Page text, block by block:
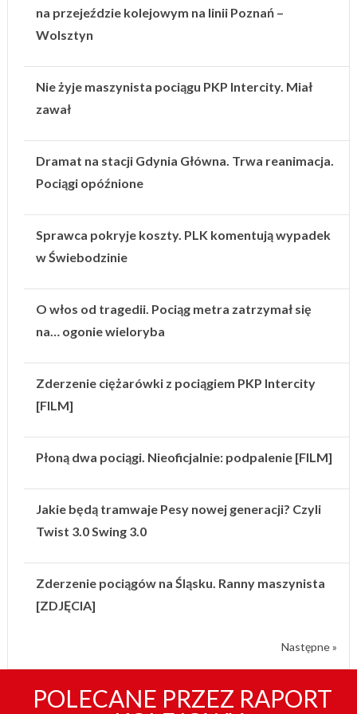
na przejeździe kolejowym na linii Poznań –
Wolsztyn
Nie żyje maszynista pociągu PKP Intercity. Miał
zawał
Dramat na stacji Gdynia Główna. Trwa reanimacja.
Pociągi opóźnione
Sprawca pokryje koszty. PLK komentują wypadek
w Świebodzinie
O włos od tragedii. Pociąg metra zatrzymał się
na… ogonie wieloryba
Zderzenie ciężarówki z pociągiem PKP Intercity
[FILM]
Płoną dwa pociągi. Nieoficjalnie: podpalenie [FILM]
Jakie będą tramwaje Pesy nowej generacji? Czyli
Twist 3.0 Swing 3.0
Zderzenie pociągów na Śląsku. Ranny maszynista
[ZDJĘCIA]
Następne »
POLECANE PRZEZ RAPORT